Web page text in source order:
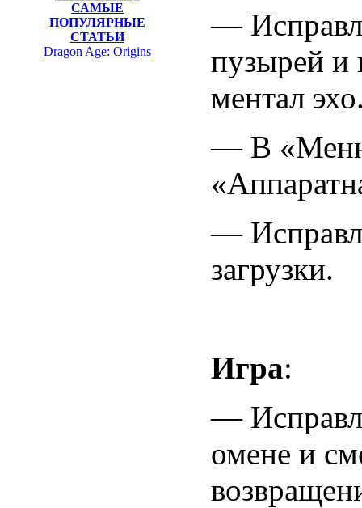
САМЫЕ
ПОПУЛЯРНЫЕ
СТАТЬИ
Dragon Age: Origins
—
пузырей и
ментал
— В
—
загрузки.
Игра:
—
омене и